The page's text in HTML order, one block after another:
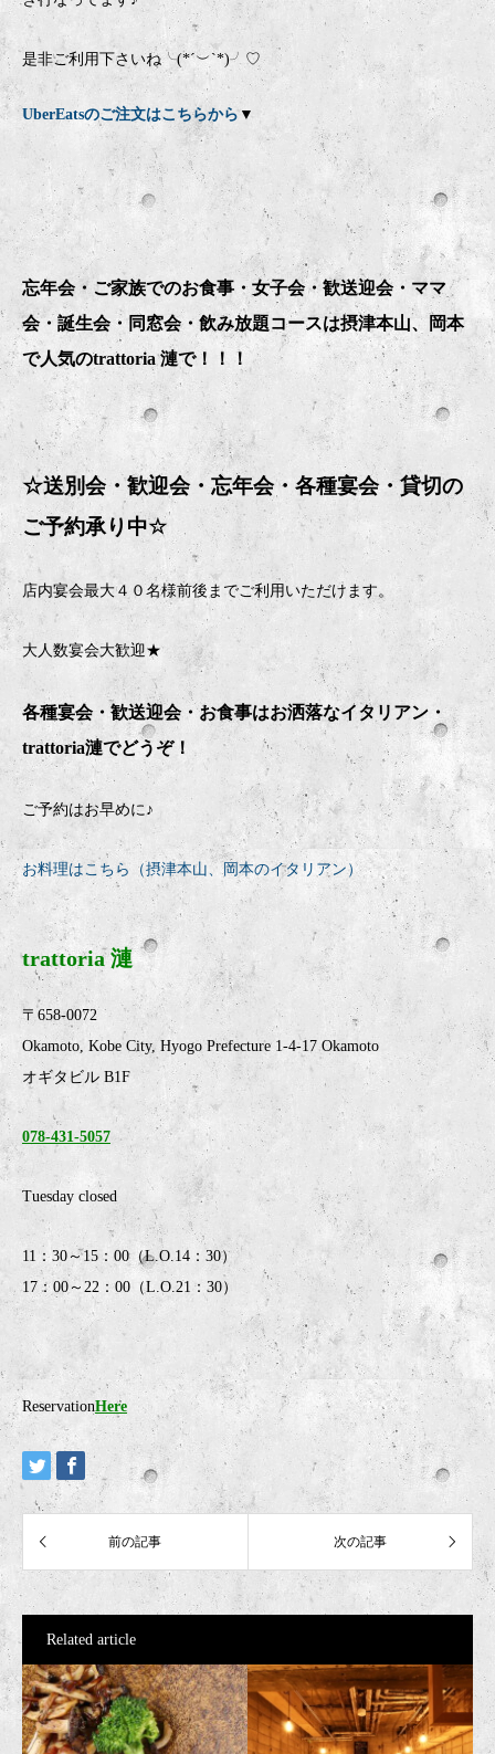
是非ご利用下さいね╰(*´︶`*)╯♡
UberEatsのご注文はこちらから▼
忘年会・ご家族でのお食事・女子会・歓送迎会・ママ
会・誕生会・同窓会・飲み放題コースは摂津本山、岡本
で人気のtrattoria 漣で！！！
☆送別会・歓迎会・忘年会・ 各種宴会・貸切の
ご予約承り中☆
店内宴会最大４０名様前後までご利用いただけます。
大人数宴会大歓迎★
各種宴会・歓送迎会・お食事はお洒落なイタリアン・
trattoria漣でどうぞ！
ご予約はお早めに♪
お料理はこちら（摂津本山、岡本のイタリアン）
trattoria 漣
〒658-0072
Okamoto, Kobe City, Hyogo Prefecture 1-4-17 Okamoto
オギタビル B1F
078-431-5057
Tuesday closed
11：30～15：00（L.O.14：30）
17：00～22：00（L.O.21：30）
ReservationHere
Related article